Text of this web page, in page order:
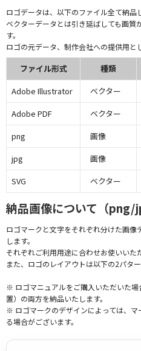
ロゴデータは、以下のファイル全て納品
ベクターデータとは引き延ばしても画質
す。
ロゴの元データ、制作会社への提供用と
ファイル形式 種類
Adobe Illustrator
ベクター
Adobe PDF
ベクター
png
画像
jpg
画像
SVG
ベクター
納品画像について（png/
ロゴマークと文字をそれぞれ分けた画
します。
それぞれご利用用途に合わせお使いいた
また、ロゴのレイアウトは以下の2パタ
※ ロゴマニュアルをご購入いただいた
置）の両方を納品いたします。
※ ロゴマークのデザインによっては、
る場合がございます。